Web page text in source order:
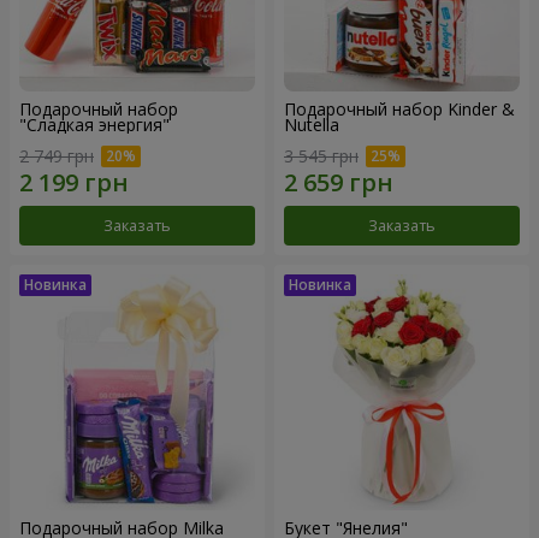
Подарочный набор
"Сладкая энергия"
2 749 грн
Заказать
Подарочный набор Kinder &
Nutella
3 545 грн
Заказать
Подарочный набор Milka Букет "Янелия"